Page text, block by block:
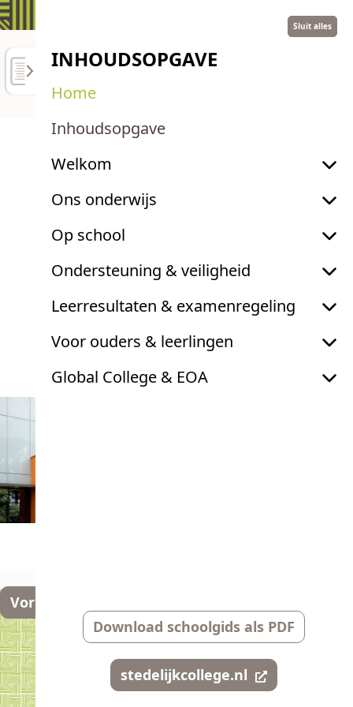
SCHOOLGIDS 2026-2027
Sluit alles
INHOUDSOPGAVE
Home
Inhoudsopgave
Welkom
Ons onderwijs
Op school
Ondersteuning & veiligheid
Leerresultaten & examenregeling
Voor ouders & leerlingen
Global College & EOA
Download schoolgids als PDF
stedelijkcollege.nl
Schoolgids Oude
Bossche Baan 2026-
2027
SCHOOLGIDS 2026-2027
Vorige